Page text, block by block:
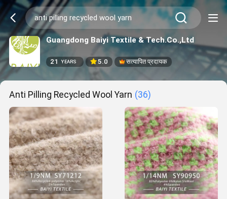
Guangdong Baiyi Textile & Tech.Co.,Ltd
21 YEARS 5.0 सत्यापित प्रदायक
Anti Pilling Recycled Wool Yarn (36)